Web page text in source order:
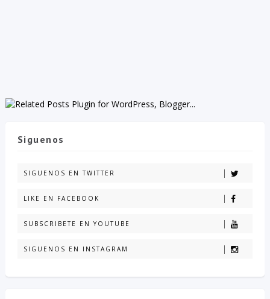
Siguenos
SIGUENOS EN TWITTER
LIKE EN FACEBOOK
SUBSCRIBETE EN YOUTUBE
SIGUENOS EN INSTAGRAM